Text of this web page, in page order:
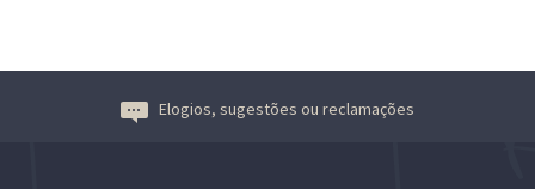
Elogios, sugestões ou reclamações